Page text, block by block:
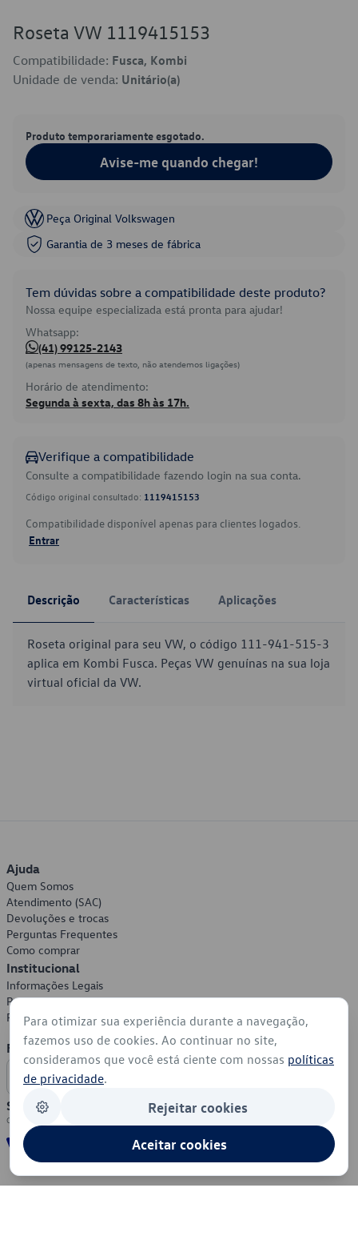
Roseta VW 1119415153
Compatibilidade: Fusca, Kombi
Unidade de venda: Unitário(a)
Produto temporariamente esgotado.
Avise-me quando chegar!
Peça Original Volkswagen
Garantia de 3 meses de fábrica
Tem dúvidas sobre a compatibilidade deste produto?
Nossa equipe especializada está pronta para ajudar!
Whatsapp:
(41) 99125-2143
(apenas mensagens de texto, não atendemos ligações)
Horário de atendimento:
Segunda à sexta, das 8h às 17h.
Verifique a compatibilidade
Consulte a compatibilidade fazendo login na sua conta.
Código original consultado: 1119415153
Compatibilidade disponível apenas para clientes logados.
Entrar
Descrição Características Aplicações
Roseta original para seu VW, o código 111-941-515-3
aplica em Kombi Fusca. Peças VW genuínas na sua loja
virtual oficial da VW.
Ajuda
Quem Somos
Atendimento (SAC)
Devoluções e trocas
Perguntas Frequentes
Como comprar
Institucional
Informações Legais
Política de Privacidade
Política de Cookies
Formas de Pagamento
Segurança
Para otimizar sua experiência durante a navegação,
fazemos uso de cookies. Ao continuar no site,
consideramos que você está ciente com nossas políticas
de privacidade.
Rejeitar cookies
Aceitar cookies